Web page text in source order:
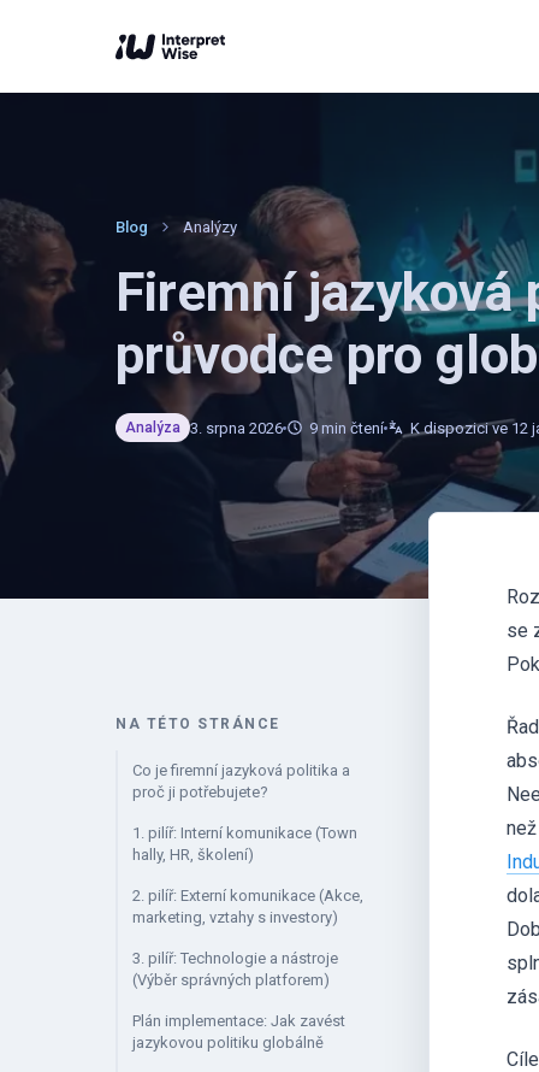
Blog Analýzy
Firemní
průvodce pro
Analýza 3. srpna 2026 9 min čtení K dispozici ve 12
NA TÉTO STRÁNCE
Co je firemní jazyková politika a
proč ji potřebujete?
1. pilíř: Interní komunikace (Town
hally, HR, školení)
2. pilíř: Externí komunikace (Akce,
marketing, vztahy s investory)
3. pilíř: Technologie a nástroje
(Výběr správných platforem)
Plán implementace: Jak zavést
jazykovou politiku globálně
se